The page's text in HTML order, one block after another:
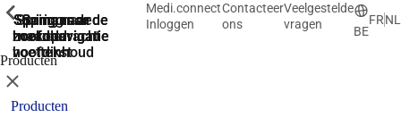
Ga naar de
zoekopdracht
Spring naar de
hoofdnavigatie
Spring naar de
hoofdnavigatie
Spring naar
de
hoofdinhoud
Spring
naar de
voettekst
Medi.connect
Inloggen
Contacteer
ons
Veelgestelde
vragen
BE
FRNL
Producten
ShowPrevious
Sluit
Producten
ShowPrevious
ShowPrevious
ShowPrevious
ShowPrevious
ShowPrevious
ShowPrevious
ShowPrevious